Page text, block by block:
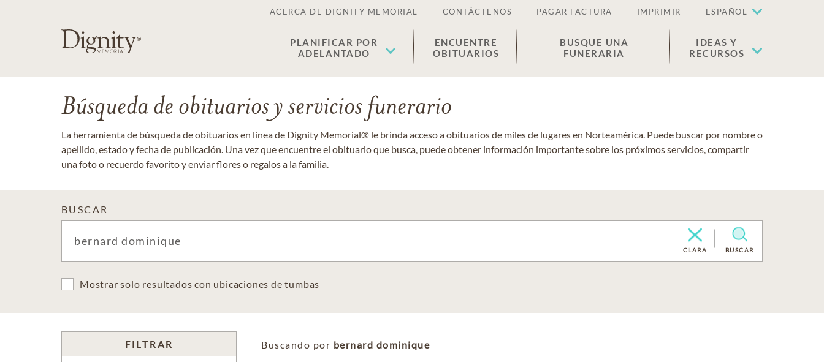
ACERCA DE DIGNITY MEMORIAL CONTÁCTENOS PAGAR FACTURA IMPRIMIR ESPAÑOL
PLANIFICAR POR
ADELANTADO
ENCUENTRE
OBITUARIOS
BUSQUE UNA
FUNERARIA
IDEAS Y
RECURSOS
Búsqueda de obituarios y servicios funerario
La herramienta de búsqueda de obituarios en línea de Dignity Memorial® le brinda acceso a obituarios de miles de lugares en Norteamérica. Puede buscar por nombre o
apellido, estado y fecha de publicación. Una vez que encuentre el obituario que busca, puede obtener información importante sobre los próximos servicios, compartir
una foto o recuerdo favorito y enviar flores o regalos a la familia.
BUSCAR
CLARA BUSCAR
Mostrar solo resultados con ubicaciones de tumbas
FILTRAR Buscando por bernard dominique